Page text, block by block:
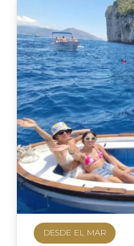
DESDE EL MAR